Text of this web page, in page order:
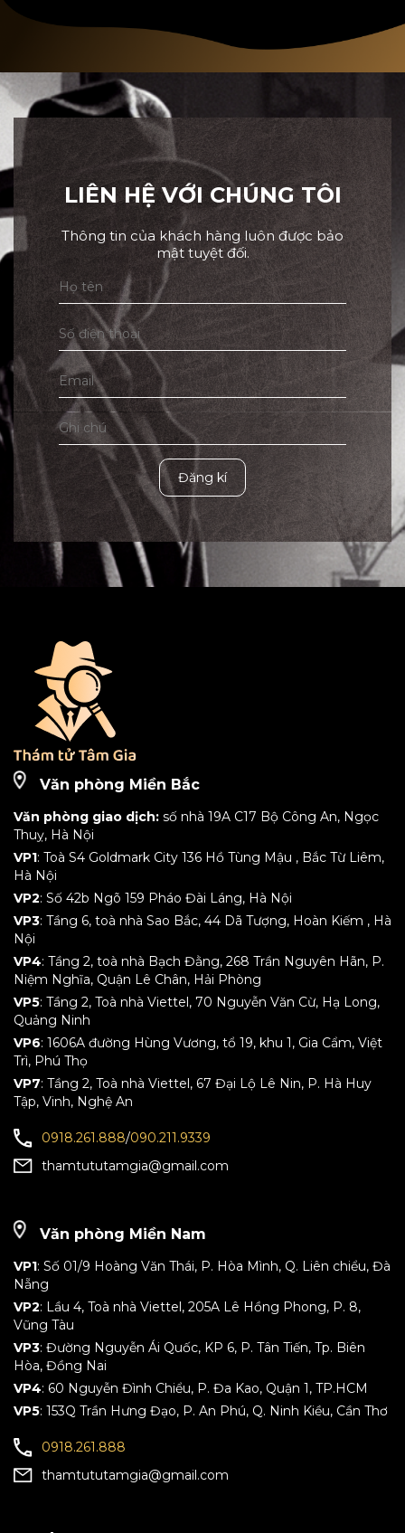
LIÊN HỆ VỚI CHÚNG TÔI
Thông tin của khách hàng luôn được bảo
mật tuyệt đối.
Đăng kí
Văn phòng Miền Bắc
Văn phòng giao dịch: số nhà 19A C17 Bộ Công An, Ngọc
Thuỵ, Hà Nội
VP1: Toà S4 Goldmark City 136 Hồ Tùng Mậu , Bắc Từ Liêm,
Hà Nội
VP2: Số 42b Ngõ 159 Pháo Đài Láng, Hà Nội
VP3: Tầng 6, toà nhà Sao Bắc, 44 Dã Tượng, Hoàn Kiếm , Hà
Nội
VP4: Tầng 2, toà nhà Bạch Đằng, 268 Trần Nguyên Hãn, P.
Niệm Nghĩa, Quận Lê Chân, Hải Phòng
VP5: Tầng 2, Toà nhà Viettel, 70 Nguyễn Văn Cừ, Hạ Long,
Quảng Ninh
VP6: 1606A đường Hùng Vương, tổ 19, khu 1, Gia Cẩm, Việt
Trì, Phú Thọ
VP7: Tầng 2, Toà nhà Viettel, 67 Đại Lộ Lê Nin, P. Hà Huy
Tập, Vinh, Nghệ An
0918.261.888/090.211.9339
thamtututamgia@gmail.com
Văn phòng Miền Nam
VP1: Số 01/9 Hoàng Văn Thái, P. Hòa Mình, Q. Liên chiểu, Đà
Nẵng
VP2: Lầu 4, Toà nhà Viettel, 205A Lê Hồng Phong, P. 8,
Vũng Tàu
VP3: Đường Nguyễn Ái Quốc, KP 6, P. Tân Tiến, Tp. Biên
Hòa, Đồng Nai
VP4: 60 Nguyễn Đình Chiểu, P. Đa Kao, Quận 1, TP.HCM
VP5: 153Q Trần Hưng Đạo, P. An Phú, Q. Ninh Kiều, Cần Thơ
0918.261.888
thamtututamgia@gmail.com